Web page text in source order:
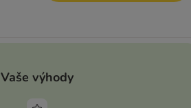
Vaše výhody